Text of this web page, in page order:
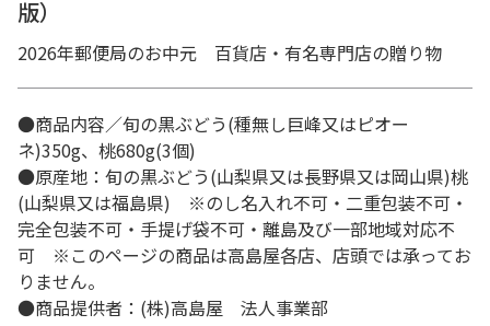
版）
2026年郵便局のお中元 百貨店・有名専門店の贈り物
●商品内容／旬の黒ぶどう(種無し巨峰又はピオー
ネ)350g、桃680g(3個)
●原産地：旬の黒ぶどう(山梨県又は長野県又は岡山県)桃
(山梨県又は福島県) ※のし名入れ不可・二重包装不可・
完全包装不可・手提げ袋不可・離島及び一部地域対応不
可 ※このページの商品は高島屋各店、店頭では承ってお
りません。
●商品提供者：(株)高島屋 法人事業部